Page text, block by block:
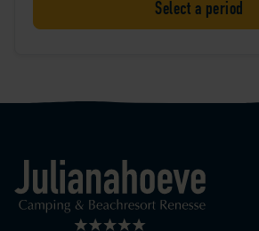
Select a period
Logo Julianahoeve